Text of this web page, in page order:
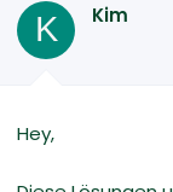
K Kim
Hey,